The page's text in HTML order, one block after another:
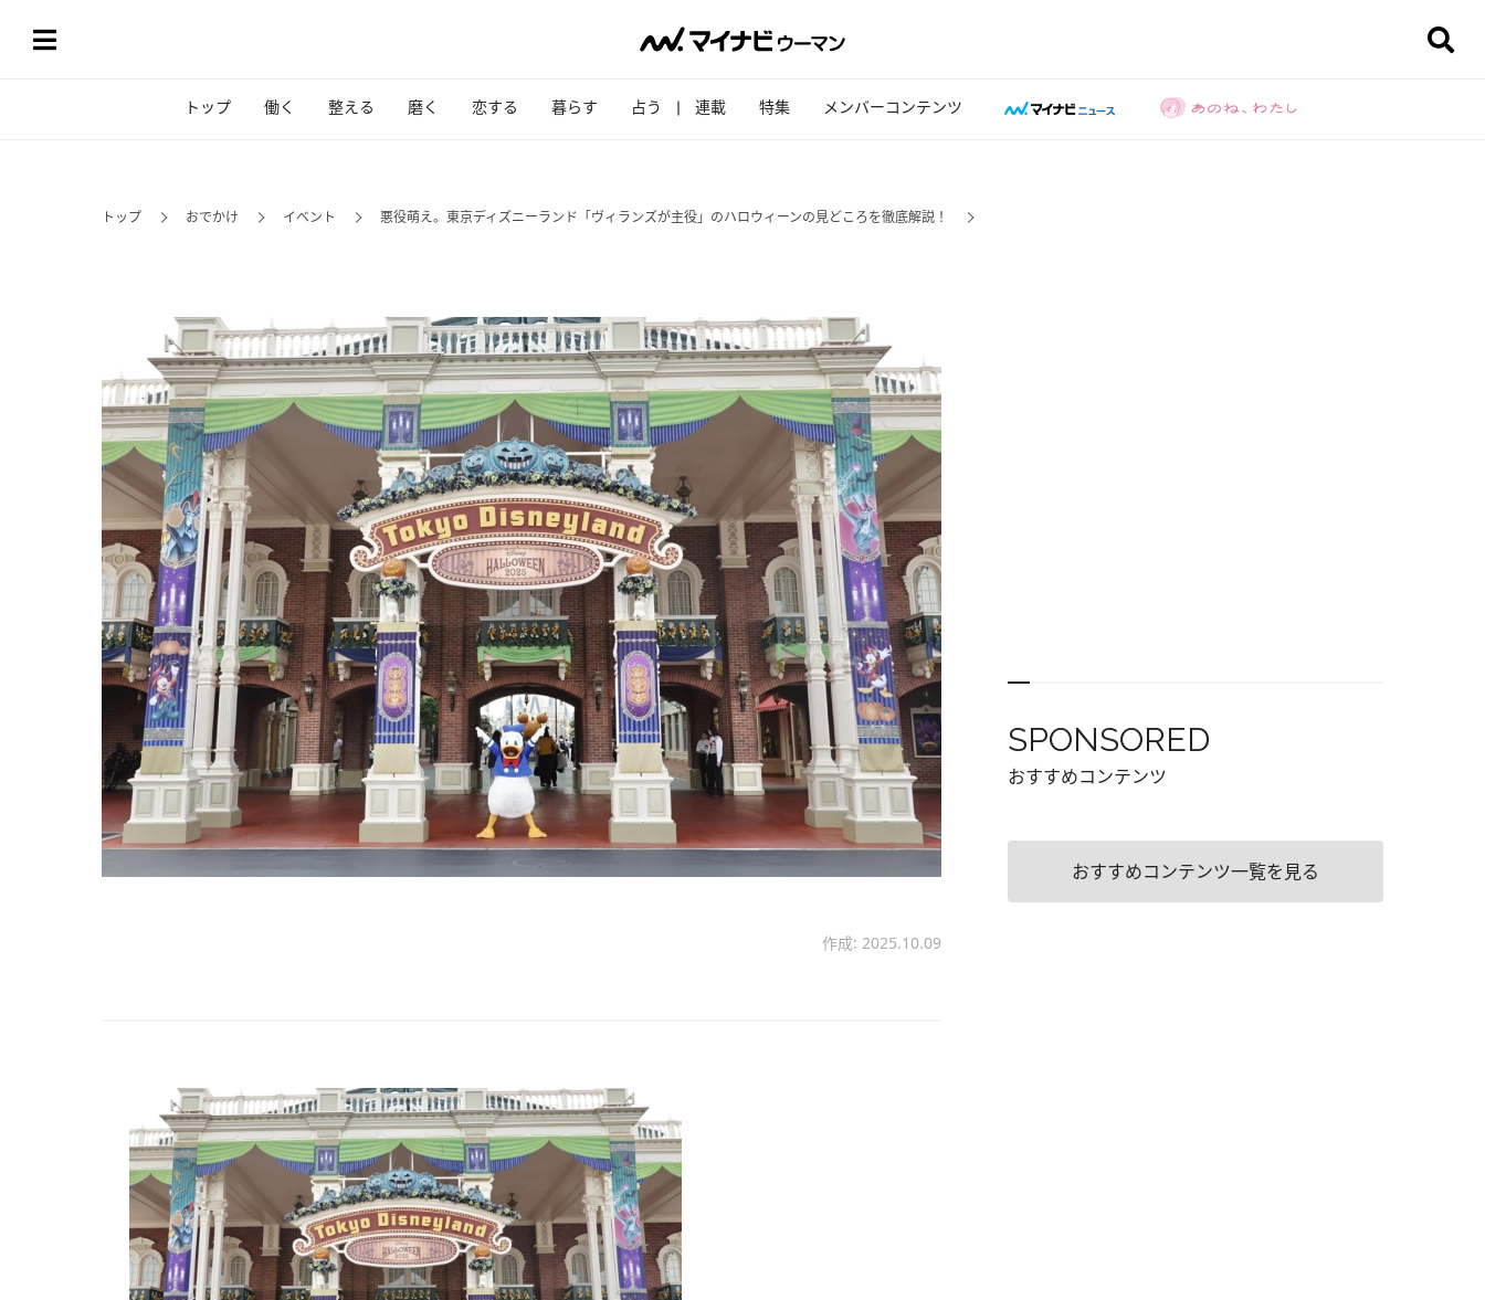
トップ 働く 整える 磨く 恋する 暮らす 占う 連載 特集 メンバーコンテンツ
トップ おでかけ イベント 悪役萌え。東京ディズニーランド「ヴィランズが主役」のハロウィーンの見どころを徹底解説！
作成: 2025.10.09
SPONSORED
おすすめコンテンツ
おすすめコンテンツ一覧を見る